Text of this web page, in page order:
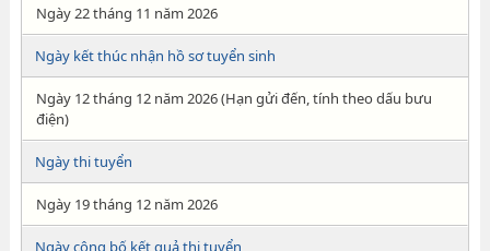
Ngày 22 tháng 11 năm 2026
Ngày kết thúc nhận hồ sơ tuyển sinh
Ngày 12 tháng 12 năm 2026 (Hạn gửi đến, tính theo dấu bưu
điện)
Ngày thi tuyển
Ngày 19 tháng 12 năm 2026
Ngày công bố kết quả thi tuyển